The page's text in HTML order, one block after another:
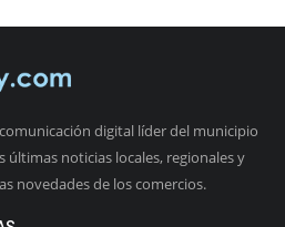
digital líder del municipio
últimas noticias locales, regionales y
novedades de los comercios.